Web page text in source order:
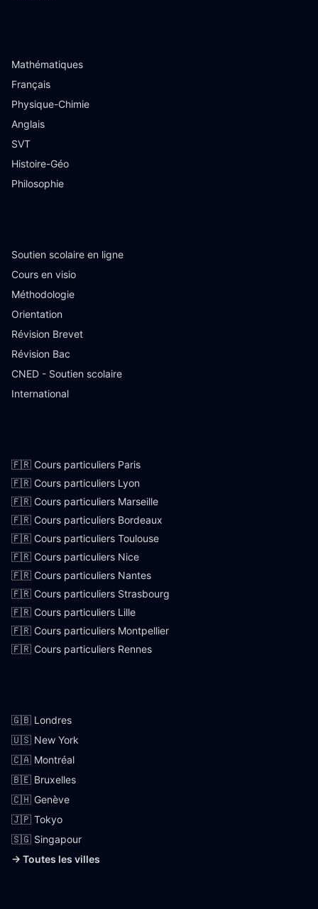
Mathématiques
Français
Physique-Chimie
Anglais
SVT
Histoire-Géo
Philosophie
Soutien scolaire en ligne
Cours en visio
Méthodologie
Orientation
Révision Brevet
Révision Bac
CNED - Soutien scolaire
International
🇫🇷 Cours particuliers Paris
🇫🇷 Cours particuliers Lyon
🇫🇷 Cours particuliers Marseille
🇫🇷 Cours particuliers Bordeaux
🇫🇷 Cours particuliers Toulouse
🇫🇷 Cours particuliers Nice
🇫🇷 Cours particuliers Nantes
🇫🇷 Cours particuliers Strasbourg
🇫🇷 Cours particuliers Lille
🇫🇷 Cours particuliers Montpellier
🇫🇷 Cours particuliers Rennes
🇬🇧 Londres
🇺🇸 New York
🇨🇦 Montréal
🇧🇪 Bruxelles
🇨🇭 Genève
🇯🇵 Tokyo
🇸🇬 Singapour
→ Toutes les villes